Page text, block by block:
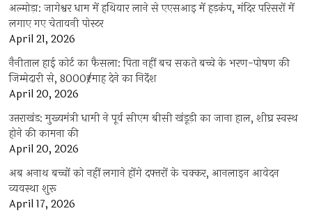
अल्मोड़ा: जागेश्वर धाम में हथियार लाने से एएसआइ में हड़कंप, मंदिर परिसरों में
लगाए गए चेतावनी पोस्टर
April 21, 2026
नैनीताल हाई कोर्ट का फैसला: पिता नहीं बच सकते बच्चे के भरण-पोषण की
जिम्मेदारी से, 8000₹/माह देने का निर्देश
April 20, 2026
उत्तराखंड: मुख्यमंत्री धामी ने पूर्व सीएम बीसी खंडूड़ी का जाना हाल, शीघ्र स्वस्थ
होने की कामना की
April 20, 2026
अब अनाथ बच्चों को नहीं लगाने होंगे दफ्तरों के चक्कर, आनलाइन आवेदन
व्यवस्था शुरू
April 17, 2026